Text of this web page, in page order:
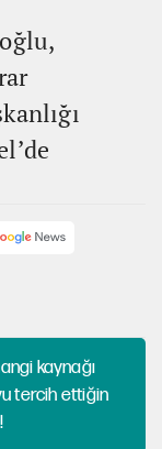
kaynağı
tercih ettiğin